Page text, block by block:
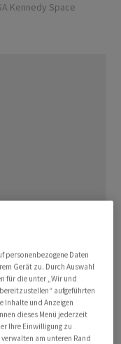
Kennedy Space
Jahres
Roboter
personenbezogene Daten
Gerät zu. Durch Auswahl
für die unter „Wir und
aufgeführten
Inhalte und Anzeigen
dieses Menü jederzeit
Ihre Einwilligung zu
am unteren Rand